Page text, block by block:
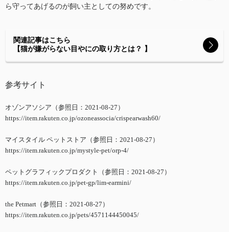
ら守ってあげるのが飼い主としての努めです。
関連記事はこちら
【猫が嫌がらない目やにの取り方とは？ 】
参考サイト
オゾンアソシア（参照日：2021-08-27）
https://item.rakuten.co.jp/ozoneassocia/crispearwash60/
マイスタイル ペットストア（参照日：2021-08-27）
https://item.rakuten.co.jp/mystyle-pet/orp-4/
ペットグラフィックプロダクト（参照日：2021-08-27）
https://item.rakuten.co.jp/pet-gp/lim-earmini/
the Petmart（参照日：2021-08-27）
https://item.rakuten.co.jp/pets/4571144450045/